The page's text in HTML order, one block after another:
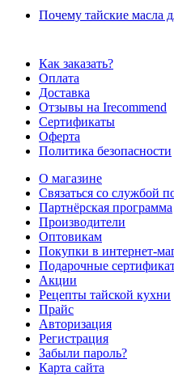
Почему тайские масла
Как заказать?
Оплата
Доставка
Отзывы на Irecommend
Сертификаты
Оферта
Политика безопасности
О магазине
Связаться со службой
Партнёрская программа
Производители
Оптовикам
Покупки в интернет-
Подарочные
Акции
Рецепты тайской кухни
Прайс
Авторизация
Регистрация
Забыли пароль?
Карта сайта